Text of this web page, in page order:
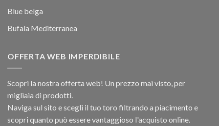
Blue belga
Bufala Mediterranea
OFFERTA WEB IMPERDIBILE
Scopri la nostra offerta web! Un prezzo mai visto, per
migliaia di prodotti.
Naviga sul sito e scegli il tuo toro filtrando a piacimento e
scopri quanto può essere vantaggioso l'acquisto online.